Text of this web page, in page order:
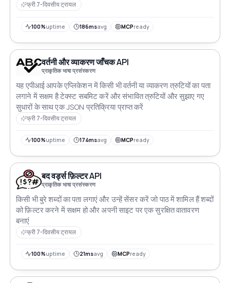
फ्री 7-दिवसीय ट्रायल
100%uptime 186msavg MCPready
वर्तनी और व्याकरण जाँचक API
प्राकृतिक भाषा प्रसंस्करण
यह एपीआई आपके एप्लिकेशन में किसी भी वर्तनी या व्याकरण त्रुटियों का पता
लगाने में सक्षम है टेक्स्ट सबमिट करें और संभावित त्रुटियों और सुझाए गए
सुधारों के साथ एक JSON प्रतिक्रिया प्राप्त करें
फ्री 7-दिवसीय ट्रायल
100%uptime 174msavg MCPready
बद वर्ड्स फ़िल्टर API
प्राकृतिक भाषा प्रसंस्करण
किसी भी बुरे शब्दों का पता लगाएं और उन्हें सेंसर करें जो पाठ में शामिल हैं शब्दों
को फ़िल्टर करने में सक्षम हो और अपनी साइट पर एक सुरक्षित वातावरण
बनाएं
फ्री 7-दिवसीय ट्रायल
100%uptime 21msavg MCPready